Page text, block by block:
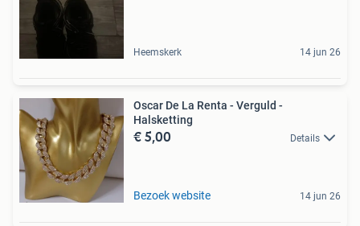
Heemskerk 14 jun 26
Oscar De La Renta - Verguld -
Halsketting
€ 5,00 Details
Bezoek website 14 jun 26